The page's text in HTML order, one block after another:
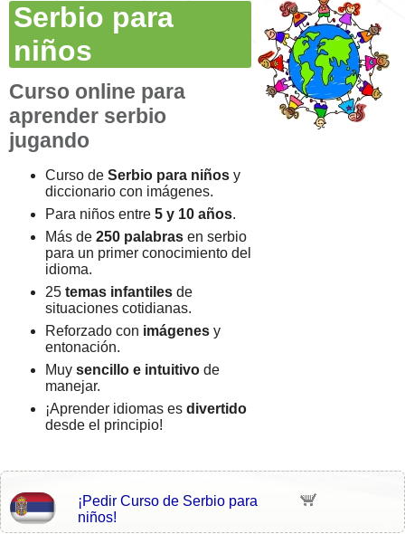
Serbio para
niños
Curso online para
aprender serbio
jugando
Curso de Serbio para niños y
diccionario con imágenes.
Para niños entre 5 y 10 años.
Más de 250 palabras en serbio
para un primer conocimiento del
idioma.
25 temas infantiles de
situaciones cotidianas.
Reforzado con imágenes y
entonación.
Muy sencillo e intuitivo de
manejar.
¡Aprender idiomas es divertido
desde el principio!
¡Pedir Curso de Serbio para
niños!